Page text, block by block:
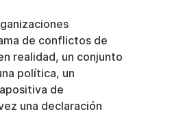
de conflictos de
realidad, un conjunto
política, un
de
una declaración